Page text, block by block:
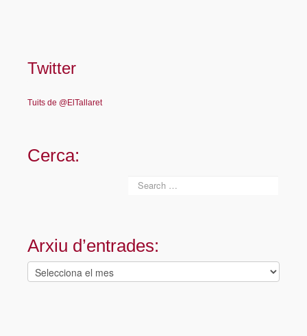
Twitter
Tuits de @ElTallaret
Cerca:
Arxiu d’entrades:
Arxiu
d’entrades: